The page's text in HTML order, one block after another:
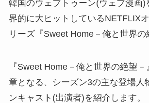
韓国のウェブトゥーン(ウェブ漫画)
界的に大ヒットしているNETFLIX
リーズ『Sweet Home－俺と世界の
『Sweet Home－俺と世界の絶望
章となる、シーズン3の主な登場人
ンキャスト(出演者)を紹介します。